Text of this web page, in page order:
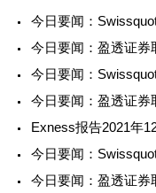
Exness报告2021年